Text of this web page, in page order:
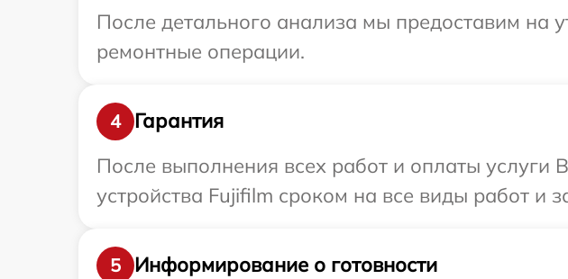
После детального анализа мы предоставим на
ремонтные операции.
4
Гарантия
После выполнения всех работ и оплаты
устройства Fujifilm сроком на все виды работ и
5
Информирование о готовности